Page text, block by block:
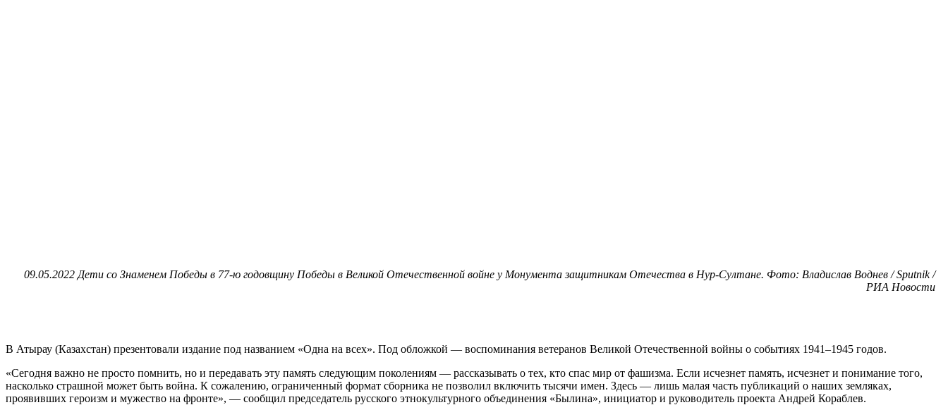
09.05.2022 Дети со Знаменем Победы в 77-ю годовщину Победы в Великой Отечественной войне у Монумента защитникам Отечества в Нур-Султане. Фото: Владислав Воднев / Sputnik /
РИА Новости
В Атырау (Казахстан) презентовали издание под названием «Одна на всех». Под обложкой — воспоминания ветеранов Великой Отечественной войны о событиях 1941–1945 годов.
«Сегодня важно не просто помнить, но и передавать эту память следующим поколениям — рассказывать о тех, кто спас мир от фашизма. Если исчезнет память, исчезнет и понимание того,
насколько страшной может быть война. К сожалению, ограниченный формат сборника не позволил включить тысячи имен. Здесь — лишь малая часть публикаций о наших земляках,
проявивших героизм и мужество на фронте», — сообщил председатель русского этнокультурного объединения «Былина», инициатор и руководитель проекта Андрей Кораблев.